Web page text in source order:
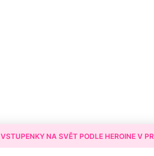
VSTUPENKY NA SVĚT PODLE HEROINE V